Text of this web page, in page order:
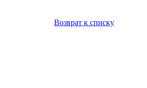
Возврат к списку